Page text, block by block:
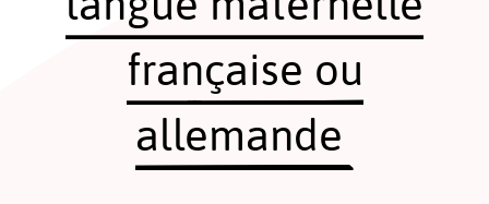
française ou
allemande